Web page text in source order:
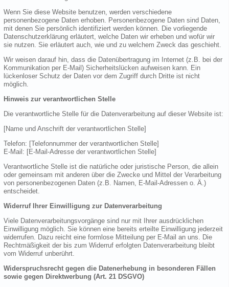
Wenn Sie diese Website benutzen, werden verschiedene
personenbezogene Daten erhoben. Personenbezogene Daten sind Daten,
mit denen Sie persönlich identifiziert werden können. Die vorliegende
Datenschutzerklärung erläutert, welche Daten wir erheben und wofür wir
sie nutzen. Sie erläutert auch, wie und zu welchem Zweck das geschieht.
Wir weisen darauf hin, dass die Datenübertragung im Internet (z.B. bei der
Kommunikation per E-Mail) Sicherheitslücken aufweisen kann. Ein
lückenloser Schutz der Daten vor dem Zugriff durch Dritte ist nicht
möglich.
Hinweis zur verantwortlichen Stelle
Die verantwortliche Stelle für die Datenverarbeitung auf dieser Website ist:
[Name und Anschrift der verantwortlichen Stelle]
Telefon: [Telefonnummer der verantwortlichen Stelle]
E-Mail: [E-Mail-Adresse der verantwortlichen Stelle]
Verantwortliche Stelle ist die natürliche oder juristische Person, die allein
oder gemeinsam mit anderen über die Zwecke und Mittel der Verarbeitung
von personenbezogenen Daten (z.B. Namen, E-Mail-Adressen o. Ä.)
entscheidet.
Widerruf Ihrer Einwilligung zur Datenverarbeitung
Viele Datenverarbeitungsvorgänge sind nur mit Ihrer ausdrücklichen
Einwilligung möglich. Sie können eine bereits erteilte Einwilligung jederzeit
widerrufen. Dazu reicht eine formlose Mitteilung per E-Mail an uns. Die
Rechtmäßigkeit der bis zum Widerruf erfolgten Datenverarbeitung bleibt
vom Widerruf unberührt.
Widerspruchsrecht gegen die Datenerhebung in besonderen Fällen
sowie gegen Direktwerbung (Art. 21 DSGVO)